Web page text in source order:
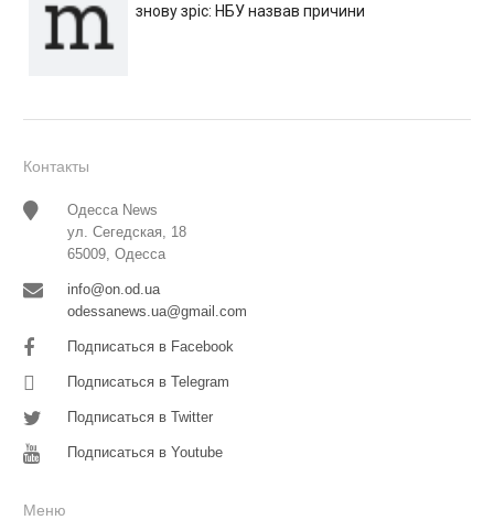
знову зріс: НБУ назвав причини
Контакты
Одесса News
ул. Сегедская, 18
65009, Одесса
info@on.od.ua
odessanews.ua@gmail.com
Подписаться в Facebook
Подписаться в Telegram
Подписаться в Twitter
Подписаться в Youtube
Меню